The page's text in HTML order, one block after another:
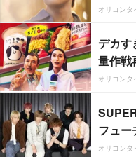
オリコンタ
デカす
量作戦
オリコンタ
フュー
オリコンタ